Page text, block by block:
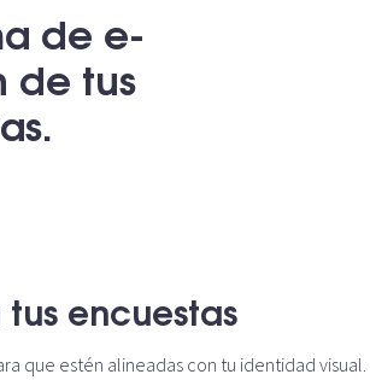
de e-
de tus
tus encuestas
que estén alineadas con tu identidad visual.